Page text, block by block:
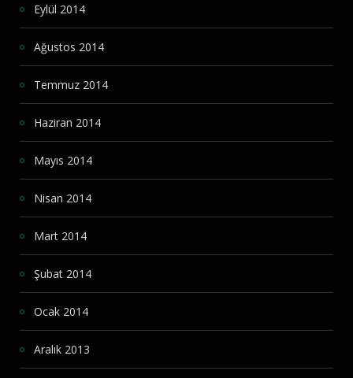
Eylül 2014
Ağustos 2014
Temmuz 2014
Haziran 2014
Mayıs 2014
Nisan 2014
Mart 2014
Şubat 2014
Ocak 2014
Aralık 2013